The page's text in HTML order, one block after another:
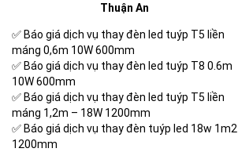
Thuận An
✅ Báo giá dịch vụ thay đèn led tuýp T5 liền
máng 0,6m 10W 600mm
✅ Báo giá dịch vụ thay đèn led tuýp T8 0.6m
10W 600mm
✅ Báo giá dịch vụ thay đèn led tuýp T5 liền
máng 1,2m – 18W 1200mm
✅ Báo giá dịch vụ thay đèn tuýp led 18w 1m2
1200mm